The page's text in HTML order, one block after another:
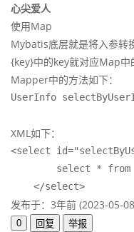
心尖爱人
使用Map
Mybatis底层就是将入参转
{key}中的key就对应Map中
Mapper中的方法如下：
UserInfo
XML如下：
<select
select *
    </select>
发布于：3年前 (2023-05-
0 回复 举报